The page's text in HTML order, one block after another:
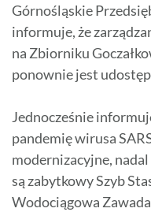
Górnośląskie
informuje, że
na Zbiorniku
ponownie jest
Jednocześnie
pandemię wirusa
modernizacyjne,
są zabytkowy Szyb
Wodociągowa